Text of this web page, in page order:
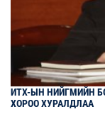
ИТХ-ЫН НИЙГМИЙН
ХОРОО ХУРАЛДЛАА